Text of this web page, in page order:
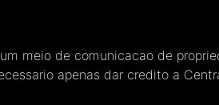
meio de comunicacao de
apenas dar credito a